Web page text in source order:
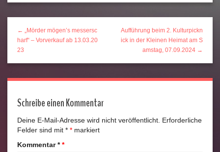
← „Mörder mögen’s messersc
harf“ – Vorverkauf ab 13.03.20
23
Aufführung beim 2. Kulturpickn
ick in der Kleinen Heimat am S
amstag, 07.09.2024 →
Schreibe einen Kommentar
Deine E-Mail-Adresse wird nicht veröffentlicht. Erforderliche
Felder sind mit *
markiert
Kommentar*